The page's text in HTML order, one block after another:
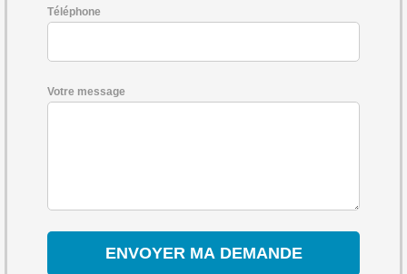
Téléphone
Votre message